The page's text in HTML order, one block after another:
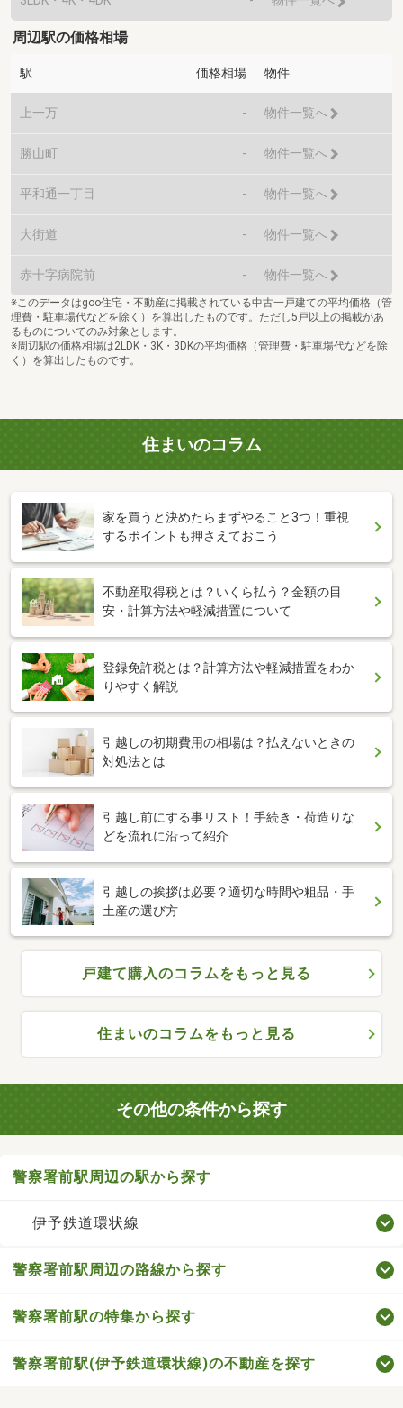
周辺駅の価格相場
駅 価格相場 物件
上一万 - 物件一覧へ
勝山町 - 物件一覧へ
平和通一丁目 - 物件一覧へ
大街道 - 物件一覧へ
赤十字病院前 - 物件一覧へ
※このデータはgoo住宅・不動産に掲載されている中古一戸建ての平均価格（管
理費・駐車場代などを除く）を算出したものです。ただし5戸以上の掲載があ
るものについてのみ対象とします。
※周辺駅の価格相場は2LDK・3K・3DKの平均価格（管理費・駐車場代などを除
く）を算出したものです。
住まいのコラム
家を買うと決めたらまずやること3つ！重視
するポイントも押さえておこう
不動産取得税とは？いくら払う？金額の目
安・計算方法や軽減措置について
登録免許税とは？計算方法や軽減措置をわか
りやすく解説
引越しの初期費用の相場は？払えないときの
対処法とは
引越し前にする事リスト！手続き・荷造りな
どを流れに沿って紹介
引越しの挨拶は必要？適切な時間や粗品・手
土産の選び方
戸建て購入のコラムをもっと見る
住まいのコラムをもっと見る
その他の条件から探す
警察署前駅周辺の駅から探す
伊予鉄道環状線
警察署前駅周辺の路線から探す
警察署前駅の特集から探す
警察署前駅(伊予鉄道環状線)の不動産を探す